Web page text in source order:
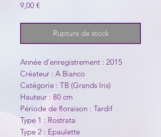
9,00 €Prix
Rupture de stock
Année d'enregistrement : 2015
Créateur : A Bianco
Catégorie : TB (Grands Iris)
Hauteur : 80 cm
Période de floraison : Tardif
Type 1 : Rostrata
Type 2 : Epaulette